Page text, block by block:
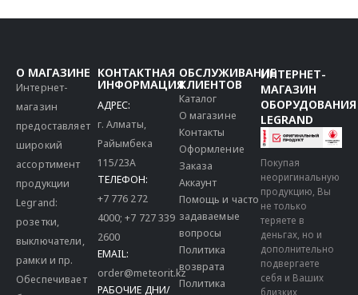
О МАГАЗИНЕ
Интернет-
магазин
предоставляет
широкий
ассортимент
продукции
Legrand:
розетки,
выключатели,
рамки и пр.
Обеспечивает
КОНТАКТНАЯ
ИНФОРМАЦИЯ
АДРЕС:
г. Алматы,
Райымбека
115/23A
ТЕЛЕФОН:
+7 776 272
4000;+7 727 339
2600
EMAIL:
order@meteorit.kz
РАБОЧИЕ ДНИ/
ОБСЛУЖИВАНИЕ
КЛИЕНТОВ
Каталог
О магазине
Контакты
Оформление
Заказа
Аккаунт
Помощь и часто
задаваемые
вопросы
Политика
возврата
Политика
ИНТЕРНЕТ-
МАГАЗИН
ОБОРУДОВАНИЯ
LEGRAND
Покупая
неоригинальную
продукцию, Вы
не только
теряете в
деньгах, но и
дополнительно
подвергаете
себя и Ваших
близких